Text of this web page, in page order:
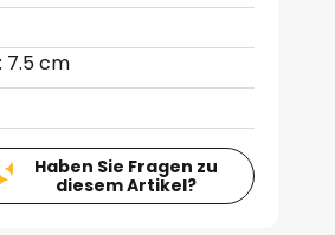
7.5 cm
Haben Sie Fragen zu
diesem Artikel?